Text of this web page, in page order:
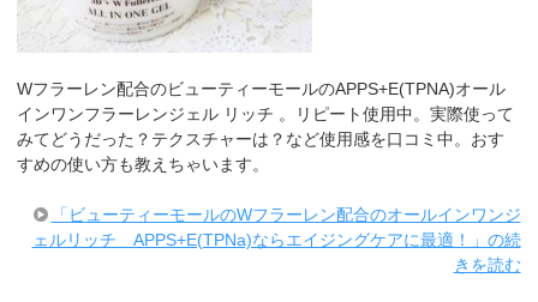
Wフラーレン配合のビューティーモールのAPPS+E(TPNA)オール
インワンフラーレンジェル リッチ 。リピート使用中。実際使って
みてどうだった？テクスチャーは？など使用感を口コミ中。おす
すめの使い方も教えちゃいます。
「ビューティーモールのWフラーレン配合のオールインワンジ
ェルリッチ APPS+E(TPNa)ならエイジングケアに最適！」の続
きを読む